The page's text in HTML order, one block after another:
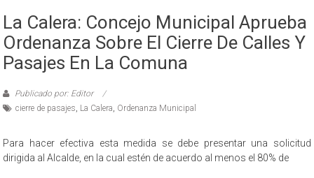
La Calera: Concejo Municipal Aprueba
Ordenanza Sobre El Cierre De Calles Y
Pasajes En La Comuna
Publicado por: Editor
cierre de pasajes La Calera Ordenanza Municipal
Para hacer efectiva esta medida se debe presentar una solicitud
dirigida al Alcalde, en la cual estén de acuerdo al menos el 80% de